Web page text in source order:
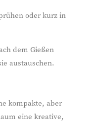
oder kurz in
dem Gießen
austauschen.
kompakte, aber
eine kreative,